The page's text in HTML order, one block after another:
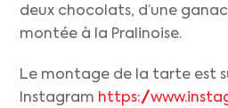
deux chocolats, d’une
montée à la Pralinoise.
Le montage de la tarte est
Instagram https://